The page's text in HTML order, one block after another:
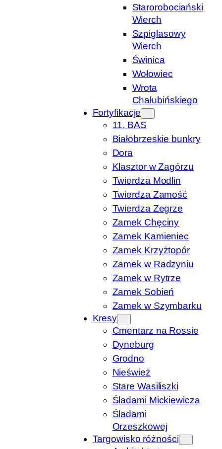
Starorobociański
Wierch
Szpiglasowy
Wierch
Świnica
Wołowiec
Wrota
Chałubińskiego
Fortyfikacje
11. BAS
Białobrzeskie bunkry
Dora
Klasztor w Zagórzu
Twierdza Modlin
Twierdza Zamość
Twierdza Zegrze
Zamek Chęciny
Zamek Kamieniec
Zamek Krzyżtopór
Zamek w Radzyniu
Zamek w Rytrze
Zamek Sobień
Zamek w Szymbarku
Kresy
Cmentarz na Rossie
Dyneburg
Grodno
Nieśwież
Stare Wasiliszki
Śladami Mickiewicza
Śladami
Orzeszkowej
Targowisko różności